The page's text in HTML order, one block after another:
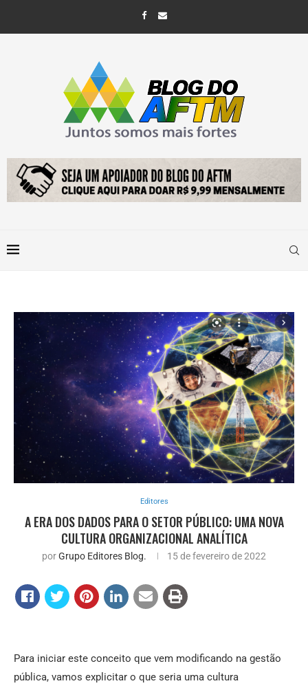
Editores
A ERA DOS DADOS PARA O SETOR PÚBLICO: UMA NOVA
CULTURA ORGANIZACIONAL ANALÍTICA
porGrupo Editores Blog. 15 de fevereiro de 2022
Para iniciar este conceito que vem modificando na gestão
pública, vamos explicitar o que seria uma cultura